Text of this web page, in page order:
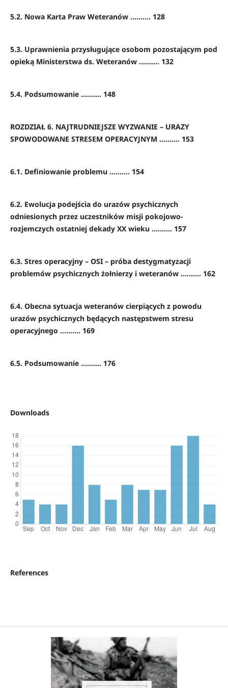
5.2. Nowa Karta Praw Weteranów .......... 128
5.3. Uprawnienia przysługujące osobom pozostającym pod
opieką Ministerstwa ds. Weteranów .......... 132
5.4. Podsumowanie .......... 148
ROZDZIAŁ 6. NAJTRUDNIEJSZE WYZWANIE – URAZY
SPOWODOWANE STRESEM OPERACYJNYM .......... 153
6.1. Definiowanie problemu .......... 154
6.2. Ewolucja podejścia do urazów psychicznych
odniesionych przez uczestników misji pokojowo-
rozjemczych ostatniej dekady XX wieku .......... 157
6.3. Stres operacyjny – OSI – próba destygmatyzacji
problemów psychicznych żołnierzy i weteranów .......... 162
6.4. Obecna sytuacja weteranów cierpiących z powodu
urazów psychicznych będących następstwem stresu
operacyjnego .......... 169
6.5. Podsumowanie .......... 176
Downloads
References